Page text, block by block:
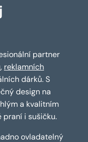
partner
, reklamních
dárků. S
design na
a kvalitním
praní i sušičku.
ovladatelný